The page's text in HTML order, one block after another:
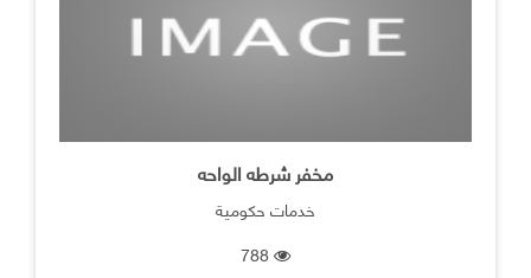
مخفر شرطه الواحه
خدمات حكومية